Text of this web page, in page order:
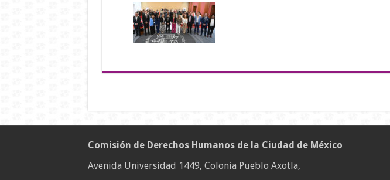
Comisión de Derechos Humanos de la Ciudad de México
Avenida Universidad 1449, Colonia Pueblo Axotla,